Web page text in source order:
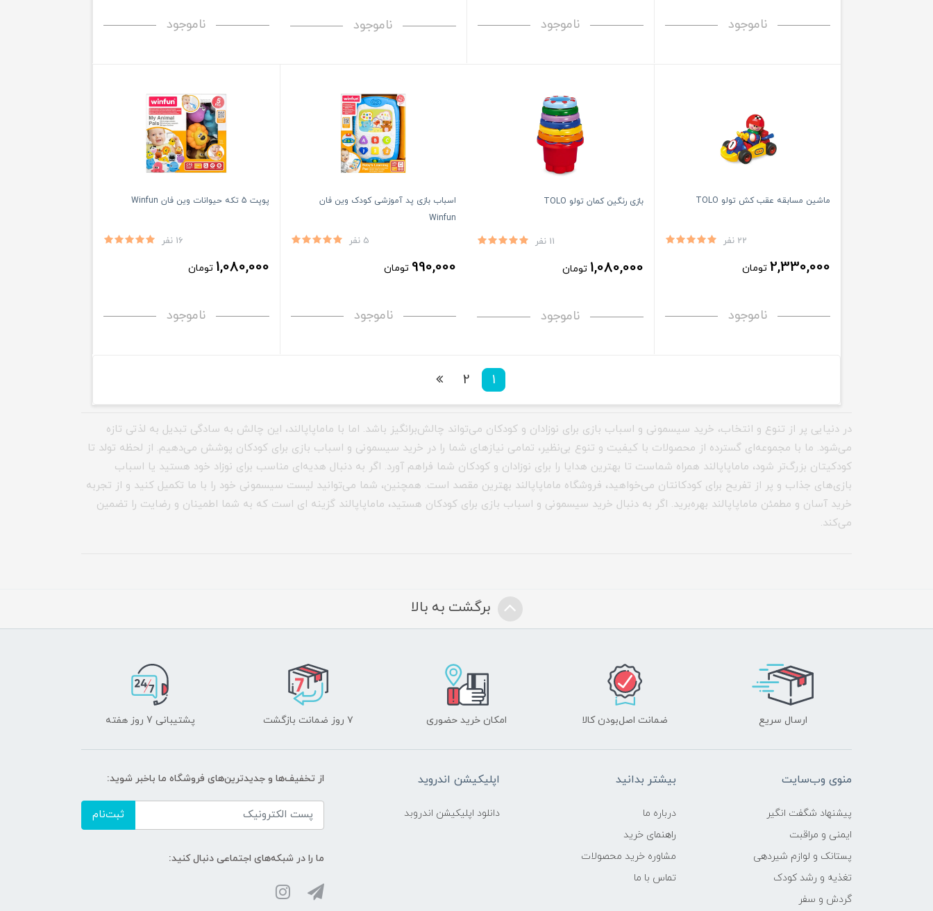
ناموجود ناموجود ناموجود ناموجود
ماشین مسابقه عقب کش تولو TOLO
22 نفر
2,330,000 تومان
ناموجود
بازی رنگین کمان تولو TOLO
11 نفر
1,080,000 تومان
ناموجود
اسباب بازی پد آموزشی کودک وین فان
Winfun
5 نفر
990,000 تومان
ناموجود
پوپت 5 تکه حیوانات وین فان Winfun
16 نفر
1,080,000 تومان
ناموجود
1
2
در دنیایی پر از تنوع و انتخاب، خرید سیسمونی و اسباب بازی برای نوزادان و کودکان می‌تواند چالش‌برانگیز باشد. اما با ماماپاپالند، این چالش به سادگی تبدیل به لذتی تازه
می‌شود. ما با مجموعه‌ای گسترده از محصولات با کیفیت و تنوع بی‌نظیر، تمامی نیازهای شما را در خرید سیسمونی و اسباب بازی برای کودکان پوشش می‌دهیم. از لحظه تولد تا
کودکیتان بزرگ‌تر شود، ماماپاپالند همراه شماست تا بهترین هدایا را برای نوزادان و کودکان شما فراهم آورد. اگر به دنبال هدیه‌ای مناسب برای نوزاد خود هستید یا اسباب
بازی‌های جذاب و پر از تفریح برای کودکانتان می‌خواهید، فروشگاه ماماپاپالند بهترین مقصد است. همچنین، شما می‌توانید لیست سیسمونی خود را با ما تکمیل کنید و از تجربه
خرید آسان و مطمئن ماماپاپالند بهره‌برید. اگر به دنبال خرید سیسمونی و اسباب بازی برای کودکان هستید، ماماپاپالند گزینه ای است که به شما اطمینان و رضایت را تضمین
می‌کند.
برگشت به بالا
ارسال سریع ضمانت اصل‌بودن کالا امکان خرید حضوری ۷ روز ضمانت بازگشت پشتیبانی 7 روز هفته
منوی وب‌سایت
پیشنهاد شگفت انگیر
ایمنی و مراقبت
پستانک و لوازم شیردهی
تغذیه و رشد کودک
گردش و سفر
بیشتر بدانید
درباره ما
راهنمای خرید
مشاوره خرید محصولات
تماس با ما
اپلیکیشن اندروید
دانلود اپلیکیشن اندروبد
از تخفیف‌ها و جدیدترین‌های فروشگاه ما باخبر شوید:
ثبت‌نام
ما را در شبکه‌های اجتماعی دنبال کنید: